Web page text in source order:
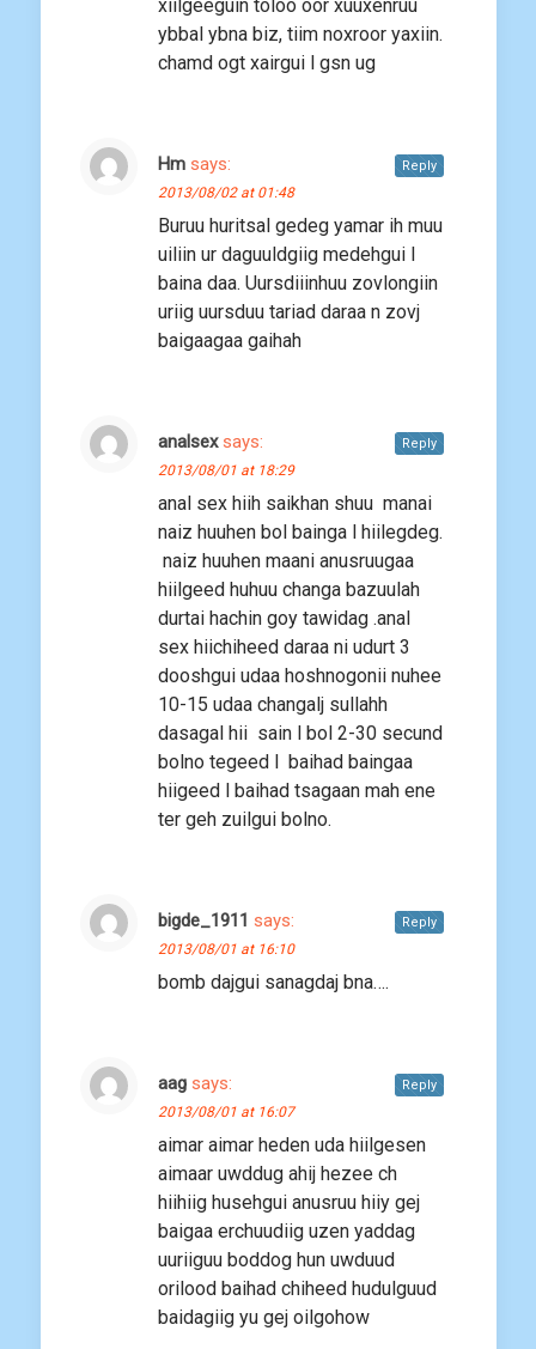
xiilgeeguin toloo oor xuuxenruu
ybbal ybna biz, tiim noxroor yaxiin.
chamd ogt xairgui l gsn ug
Hm says:
2013/08/02 at 01:48
Buruu huritsal gedeg yamar ih muu
uiliin ur daguuldgiig medehgui l
baina daa. Uursdiiinhuu zovlongiin
uriig uursduu tariad daraa n zovj
baigaagaa gaihah
Reply
analsex says:
2013/08/01 at 18:29
anal sex hiih saikhan shuu manai
naiz huuhen bol bainga l hiilegdeg.
naiz huuhen maani anusruugaa
hiilgeed huhuu changa bazuulah
durtai hachin goy tawidag .anal
sex hiichiheed daraa ni udurt 3
dooshgui udaa hoshnogonii nuhee
10-15 udaa changalj sullahh
dasagal hii sain l bol 2-30 secund
bolno tegeed l baihad baingaa
hiigeed l baihad tsagaan mah ene
ter geh zuilgui bolno.
Reply
bigde_1911 says:
2013/08/01 at 16:10
bomb dajgui sanagdaj bna….
Reply
aag says:
2013/08/01 at 16:07
aimar aimar heden uda hiilgesen
aimaar uwddug ahij hezee ch
hiihiig husehgui anusruu hiiy gej
baigaa erchuudiig uzen yaddag
uuriiguu boddog hun uwduud
orilood baihad chiheed hudulguud
baidagiig yu gej oilgohow
Reply